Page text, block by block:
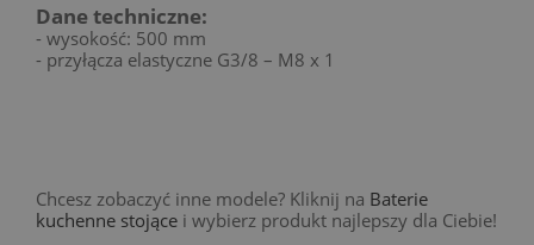
Dane techniczne:
- wysokość: 500 mm
- przyłącza elastyczne G3/8 – M8 x 1
Chcesz zobaczyć inne modele? Kliknij na Baterie
kuchenne stojące i wybierz produkt najlepszy dla Ciebie!